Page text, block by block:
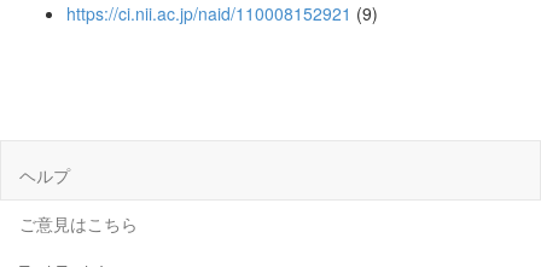
https://ci.nii.ac.jp/naid/110008152921 (9)
ヘルプ
ご意見はこちら